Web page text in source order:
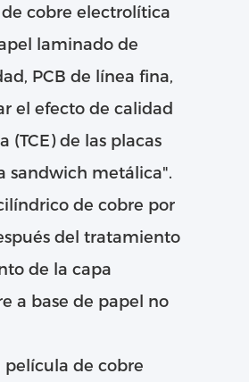
cobre electrolítica
laminado de
PCB de línea fina,
el efecto de calidad
de las placas
sandwich metálica".
de cobre por
del tratamiento
de la capa
a base de papel no
película de cobre